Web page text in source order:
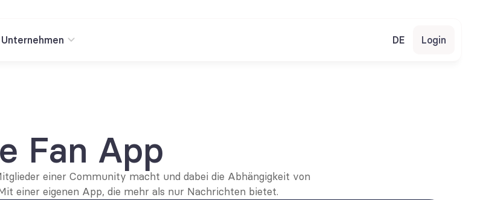
Unternehmen DE Login
Fan App
einer Community macht und dabei die Abhängigkeit von
einer eigenen App, die mehr als nur Nachrichten bietet.